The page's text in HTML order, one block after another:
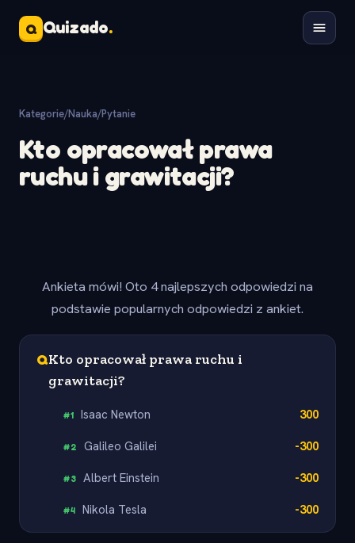
Q Quizado.
Kategorie/Nauka/Pytanie
Kto opracował prawa
ruchu i grawitacji?
Ankieta mówi! Oto 4 najlepszych odpowiedzi na
podstawie popularnych odpowiedzi z ankiet.
QKto opracował prawa ruchu i
grawitacji?
#1 Isaac Newton 300
#2 Galileo Galilei -300
#3 Albert Einstein -300
#4 Nikola Tesla -300